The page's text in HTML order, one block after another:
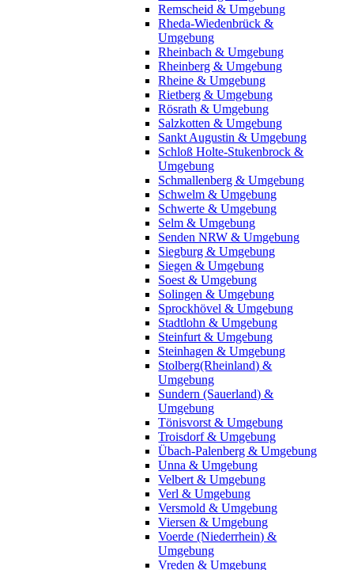
Remscheid & Umgebung
Rheda-Wiedenbrück &
Umgebung
Rheinbach & Umgebung
Rheinberg & Umgebung
Rheine & Umgebung
Rietberg & Umgebung
Rösrath & Umgebung
Salzkotten & Umgebung
Sankt Augustin & Umgebung
Schloß Holte-Stukenbrock &
Umgebung
Schmallenberg & Umgebung
Schwelm & Umgebung
Schwerte & Umgebung
Selm & Umgebung
Senden NRW & Umgebung
Siegburg & Umgebung
Siegen & Umgebung
Soest & Umgebung
Solingen & Umgebung
Sprockhövel & Umgebung
Stadtlohn & Umgebung
Steinfurt & Umgebung
Steinhagen & Umgebung
Stolberg(Rheinland) &
Umgebung
Sundern (Sauerland) &
Umgebung
Tönisvorst & Umgebung
Troisdorf & Umgebung
Übach-Palenberg & Umgebung
Unna & Umgebung
Velbert & Umgebung
Verl & Umgebung
Versmold & Umgebung
Viersen & Umgebung
Voerde (Niederrhein) &
Umgebung
Vreden & Umgebung